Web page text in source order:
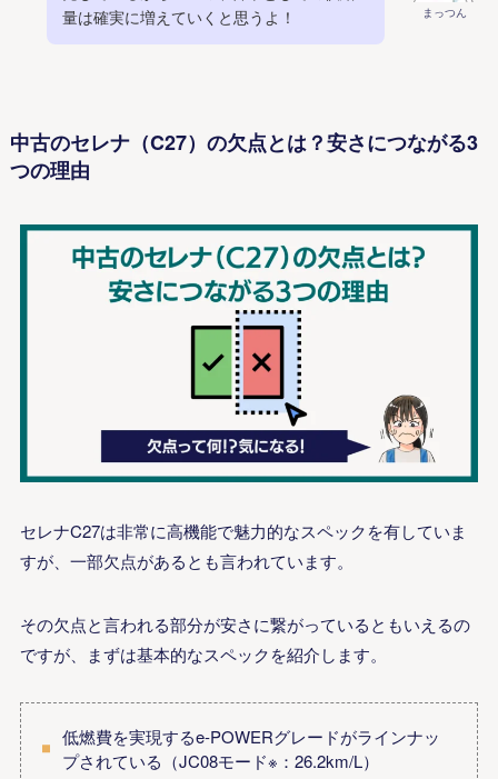
まっつん
量は確実に増えていくと思うよ！
中古のセレナ（C27）の欠点とは？安さにつながる3
つの理由
セレナC27は非常に高機能で魅力的なスペックを有していま
すが、一部欠点があるとも言われています。
その欠点と言われる部分が安さに繋がっているともいえるの
ですが、まずは基本的なスペックを紹介します。
低燃費を実現するe-POWERグレードがラインナッ
プされている（JC08モード※：26.2km/L）